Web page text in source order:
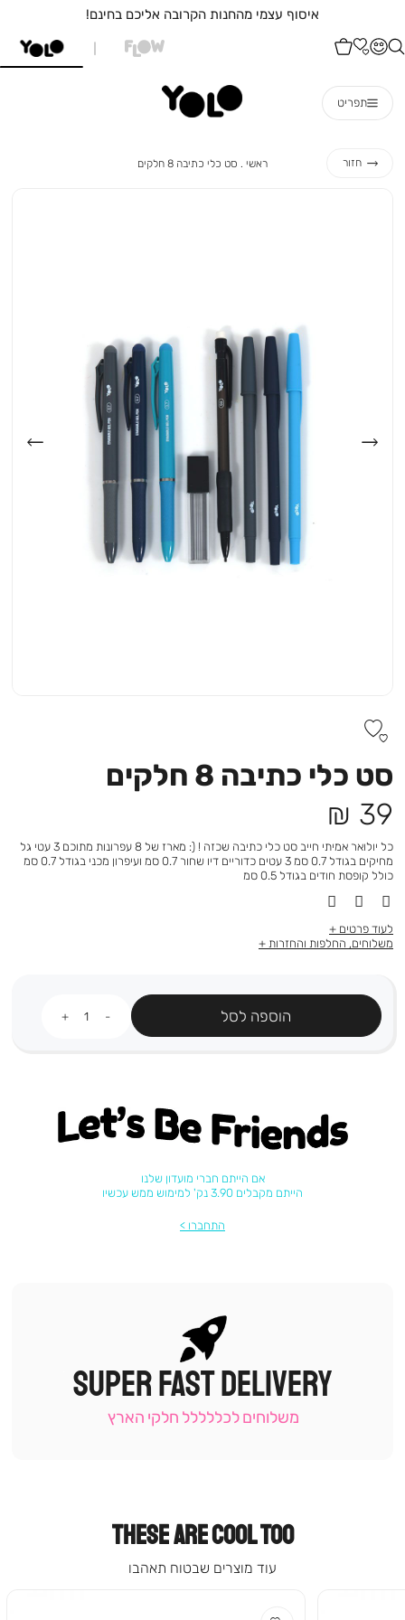
איסוף עצמי מהחנות הקרובה אליכם בחינם!
תפריט
חזור ראשי ראשי
סט כלי כתיבה 8 חלקים
סט כלי כתיבה 8 חלקים
מחיר
מוצר
39 ₪
כל יולואר אמיתי חייב סט כלי כתיבה שכזה ! (: מארז של 8 עפרונות מתוכם 3 עטי גל
מחיקים בגודל 0.7 סמ 3 עטים כדוריים דיו שחור 0.7 סמ ועיפרון מכני בגודל 0.7 סמ
כולל קופסת חודים בגודל 0.5 סמ
לעוד פרטים
משלוחים, החלפות והחזרות
הוספה לסל
Let's be friends
אם הייתם חברי מועדון שלנו
הייתם מקבלים 3.90 נק' למימוש ממש עכשיו
התחברו
|
תומכי
-
SUPER FAST DELIVERY
משלוחים לכללללל חלקי הארץ
THESE ARE COOL TOO
עוד מוצרים שבטוח תאהבו